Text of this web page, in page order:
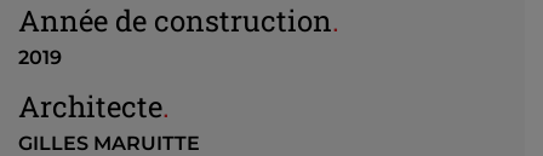
Année de construction.
2019
Architecte.
GILLES MARUITTE